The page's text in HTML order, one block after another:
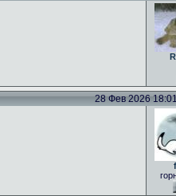
28 Фев 2026